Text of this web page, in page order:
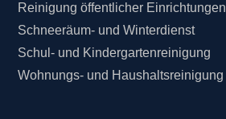
Reinigung öffentlicher Einrichtungen
Schneeräum- und Winterdienst
Schul- und Kindergartenreinigung
Wohnungs- und Haushaltsreinigung